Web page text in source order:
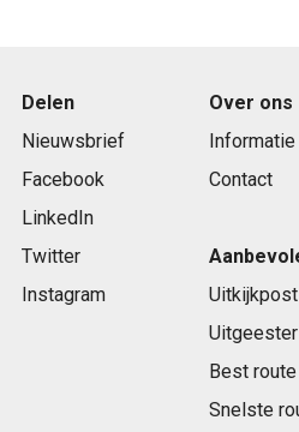
Delen
Nieuwsbrief
Facebook
LinkedIn
Twitter
Instagram
Over ons
Informatie
Contact
Uitkijkpost
Uitgeester
Best
Snelste